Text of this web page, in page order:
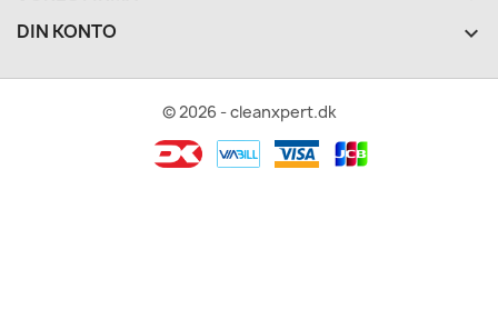
DIN KONTO 
© 2026 - cleanxpert.dk